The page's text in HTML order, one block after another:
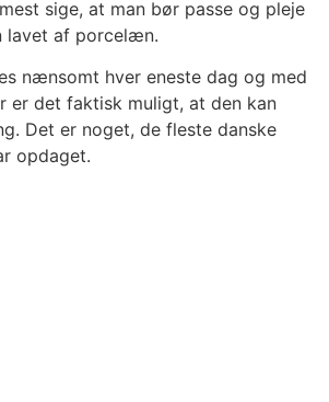
sige, at man bør passe og pleje
lavet af porcelæn.
nænsomt hver eneste dag og med
er det faktisk muligt, at den kan
Det er noget, de fleste danske
opdaget.